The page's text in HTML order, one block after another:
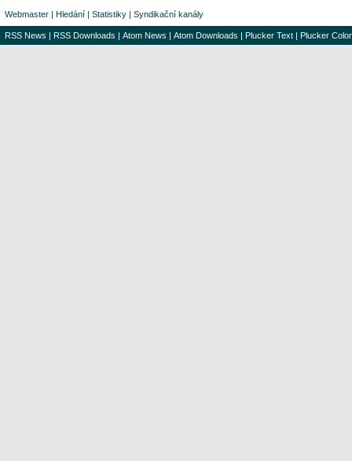
Webmaster | Hledání | Statistiky | Syndikační kanály
RSS News | RSS Downloads | Atom News | Atom Downloads | Plucker Text | Plucker Color